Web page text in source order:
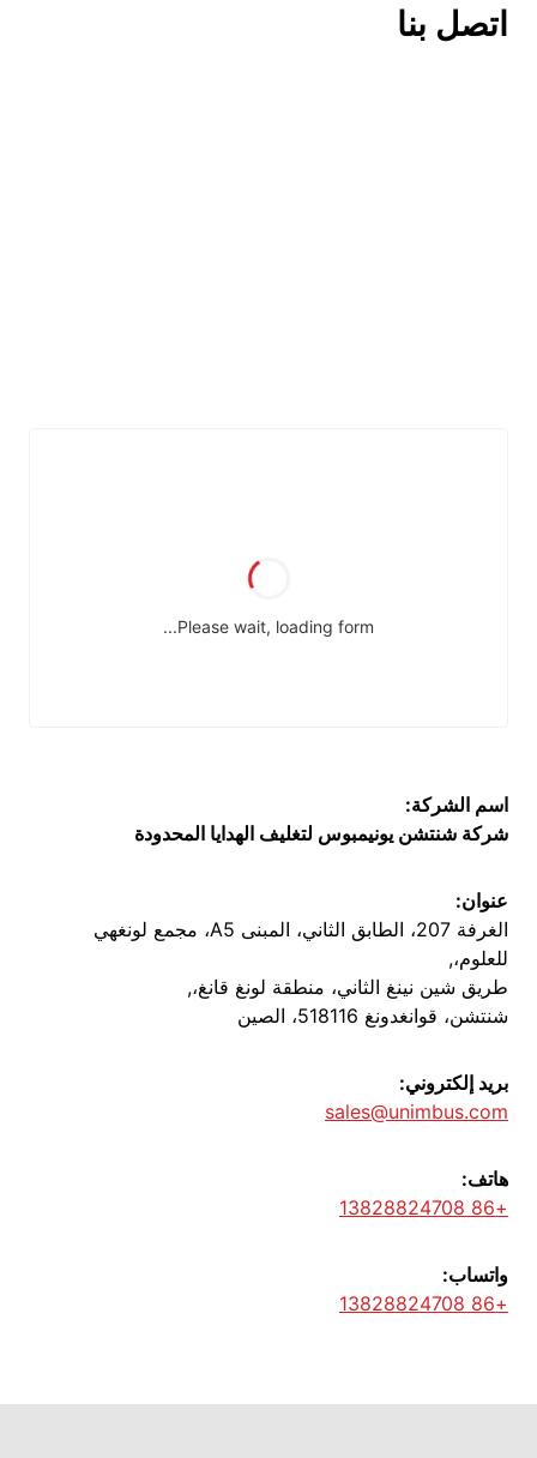
اتصل بنا
اسم الشركة:
شركة شنتشن يونيمبوس لتغليف الهدايا المحدودة
عنوان:
الغرفة 207، الطابق الثاني، المبنى A5، مجمع لونغهي
للعلوم،,
طريق شين نينغ الثاني، منطقة لونغ قانغ،,
شنتشن، قوانغدونغ 518116، الصين
بريد إلكتروني:
sales@unimbus.com
هاتف:
+86 13828824708
واتساب:
+86 13828824708